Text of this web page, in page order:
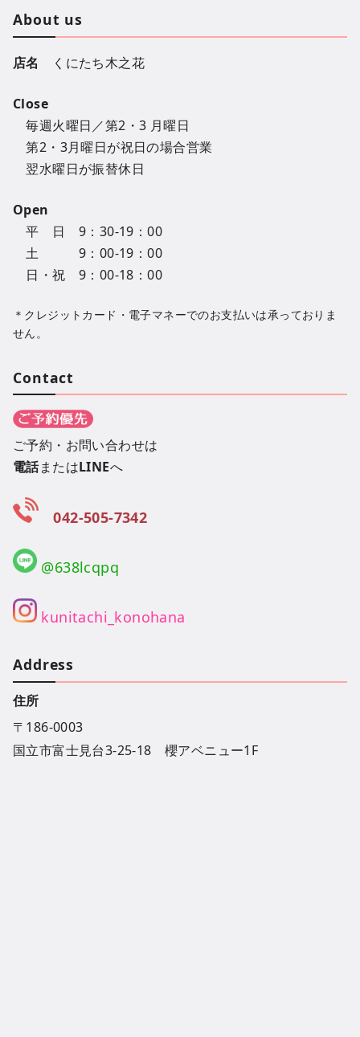
About us
店名 くにたち木之花
Close
毎週火曜日／第2・3 月曜日
第2・3月曜日が祝日の場合営業
翌水曜日が振替休日
Open
平 日 9：30-19：00
土 9：00-19：00
日・祝 9：00-18：00
＊クレジットカード・電子マネーでのお支払いは承っておりま
せん。
Contact
ご予約・お問い合わせは
電話またはLINEへ
042-505-7342
@638lcqpq
kunitachi_konohana
Address
住所
〒186-0003
国立市富士見台3-25-18 櫻アベニュー1F